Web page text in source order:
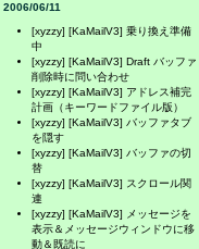
2006/06/11
[xyzzy] [KaMailV3] 乗り換え準備
中
[xyzzy] [KaMailV3] Draft バッファ
削除時に問い合わせ
[xyzzy] [KaMailV3] アドレス補完
計画（キーワードファイル版）
[xyzzy] [KaMailV3] バッファタブ
を隠す
[xyzzy] [KaMailV3] バッファの切
替
[xyzzy] [KaMailV3] スクロール関
連
[xyzzy] [KaMailV3] メッセージを
表示＆メッセージウィンドウに移
動＆既読に